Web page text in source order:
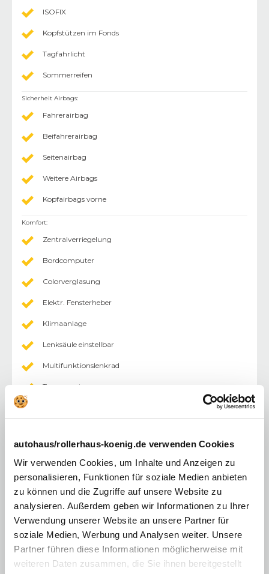
autohaus/rollerhaus-koenig.de verwenden Cookies
Wir verwenden Cookies, um Inhalte und Anzeigen zu
personalisieren, Funktionen für soziale Medien anbieten
zu können und die Zugriffe auf unsere Website zu
analysieren. Außerdem geben wir Informationen zu Ihrer
Verwendung unserer Website an unsere Partner für
soziale Medien, Werbung und Analysen weiter. Unsere
Partner führen diese Informationen möglicherweise mit
weiteren Daten zusammen, die Sie ihnen bereitgestellt
ISOFIX
Kopfstützen im Fonds
Tagfahrlicht
Sommerreifen
Sicherheit Airbags:
Fahrerairbag
Beifahrerairbag
Seitenairbag
Weitere Airbags
Kopfairbags vorne
Komfort:
Zentralverriegelung
Bordcomputer
Colorverglasung
Elektr. Fensterheber
Klimaanlage
Lenksäule einstellbar
Multifunktionslenkrad
Tempomat
Lederlenkrad
Zentralverriegelung mit Fernbedienung
Android Auto
Apple CarPlay